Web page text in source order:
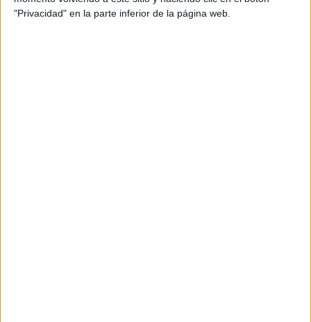
"Privacidad" en la parte inferior de la página web.